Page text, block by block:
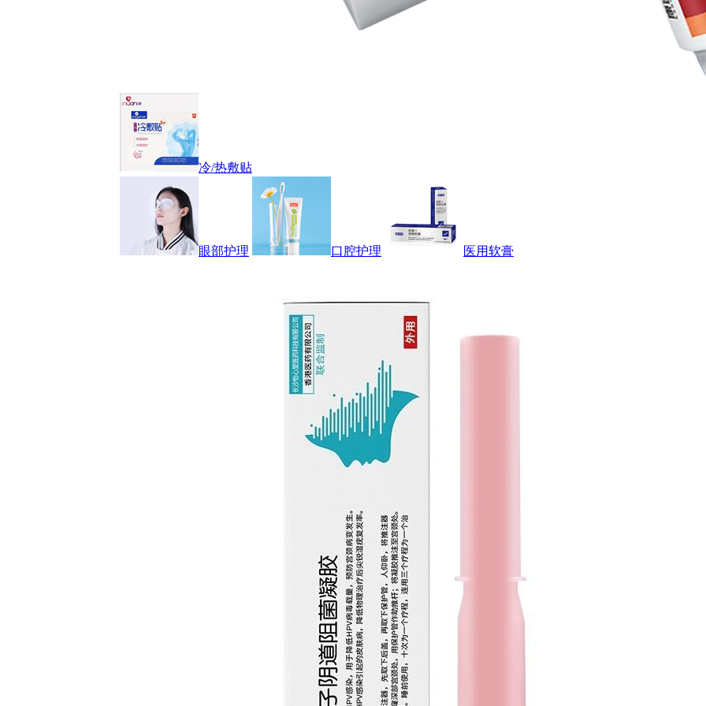
冷/热敷贴
眼部护理 口腔护理 医用软膏